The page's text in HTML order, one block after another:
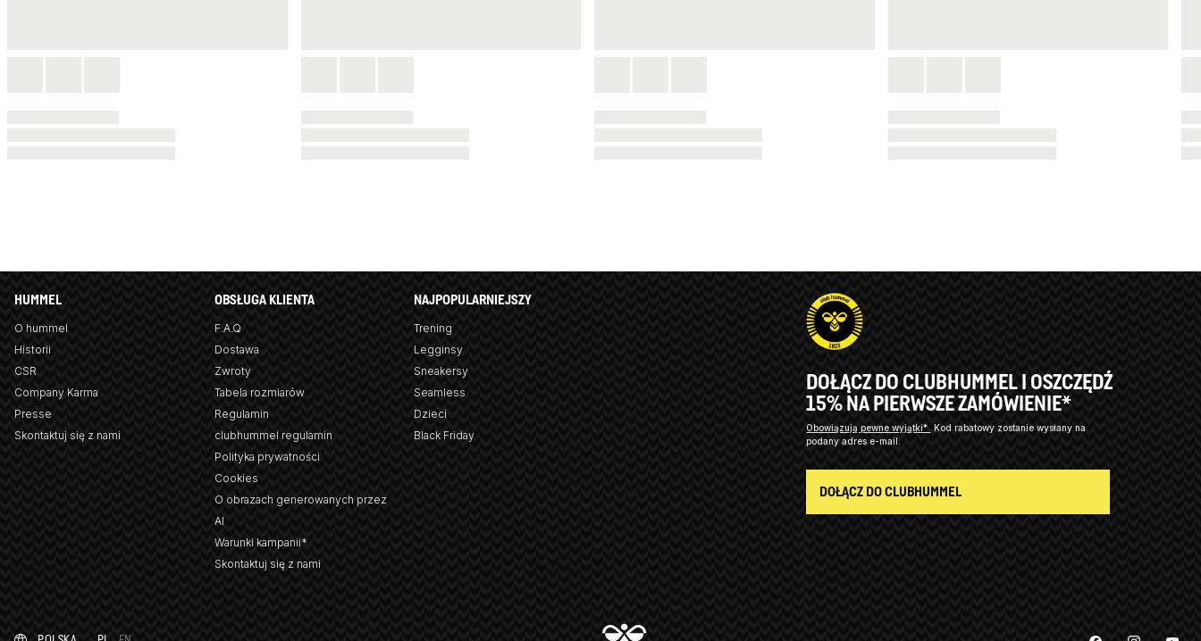
HUMMEL
O hummel
Historii
CSR
Company Karma
Presse
Skontaktuj się z nami
OBSŁUGA KLIENTA
F.A.Q
Dostawa
Zwroty
Tabela rozmiarów
Regulamin
clubhummel regulamin
Polityka prywatności
Cookies
O obrazach generowanych przez
AI
Warunki kampanii*
Skontaktuj się z nami
NAJPOPULARNIEJSZY
Trening
Legginsy
Sneakersy
Seamless
Dzieci
Black Friday
DOŁĄCZ DO CLUBHUMMEL I OSZCZĘDŹ
15% NA PIERWSZE ZAMÓWIENIE*
Obowiązują pewne wyjątki*
Kod rabatowy zostanie wysłany na
podany adres e-mail.
DOŁĄCZ DO CLUBHUMMEL